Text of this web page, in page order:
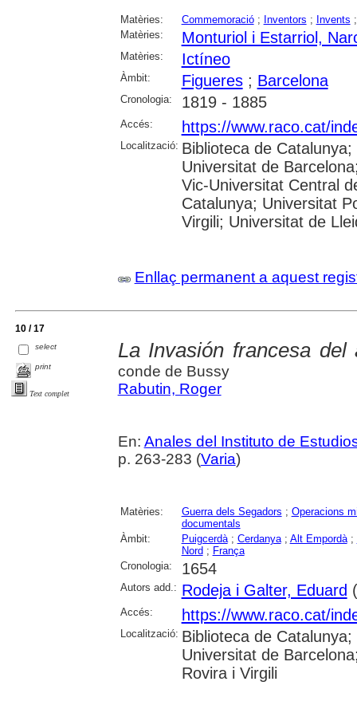
Matèries: Commemoració; Inventors ; Invents
Matèries:
Monturiol i Estarriol,
Matèries: Ictíneo
Àmbit: Figueres; Barcelona
Cronologia: 1819 - 1885
Accés: https://www.raco.cat/
Localització: Biblioteca de
Universitat de
Vic-Universitat Central
Catalunya; Universitat
Virgili; Universitat de
Enllaç permanent a aquest
10 / 17
select
print
Text complet
La Invasión francesa del
conde de Bussy
Rabutin, Roger
En: Anales del Instituto de
p. 263-283 (Varia)
Matèries: Guerra dels Segadors ; Operacions
documentals
Àmbit:
Puigcerdà; Cerdanya; Alt Empordà;
Nord ; França
Cronologia:
1654
Autors add.: Rodeja i Galter, Eduard
Accés: https://www.raco.cat/
Localització: Biblioteca de
Universitat de
Rovira i Virgili